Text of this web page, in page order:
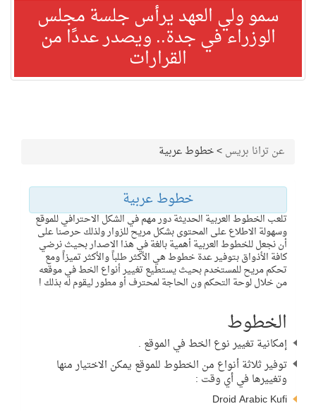
سمو ولي العهد يرأس جلسة مجلس
الوزراء في جدة.. ويصدر عددًا من
القرارات
عن ترانا بريس>خطوط عربية
خطوط عربية
تلعب الخطوط العربية الحديثة دور مهم في الشكل الاحترافي للموقع
وسهولة الاطلاع على المحتوى بشكل مريح للزوار ولذلك حرصنا على
أن نجعل للخطوط العربية أهمية بالغة في هذا الاصدار بحيث نرضي
كافة الأذواق بتوفير عدة خطوط هي الأكثر طلباً والأكثر تميزاً ومع
تحكم مريح للمستخدم بحيث يستطيع تغيير أنواع الخط في موقعه
من خلال لوحة التحكم ون الحاجة لمحترف أو مطور ليقوم له بذلك !
الخطوط
إمكانية تغيير نوع الخط في الموقع .
توفير ثلاثة أنواع من الخطوط للموقع يمكن الاختيار منها
وتغييرها في أي وقت :
Droid Arabic Kufi